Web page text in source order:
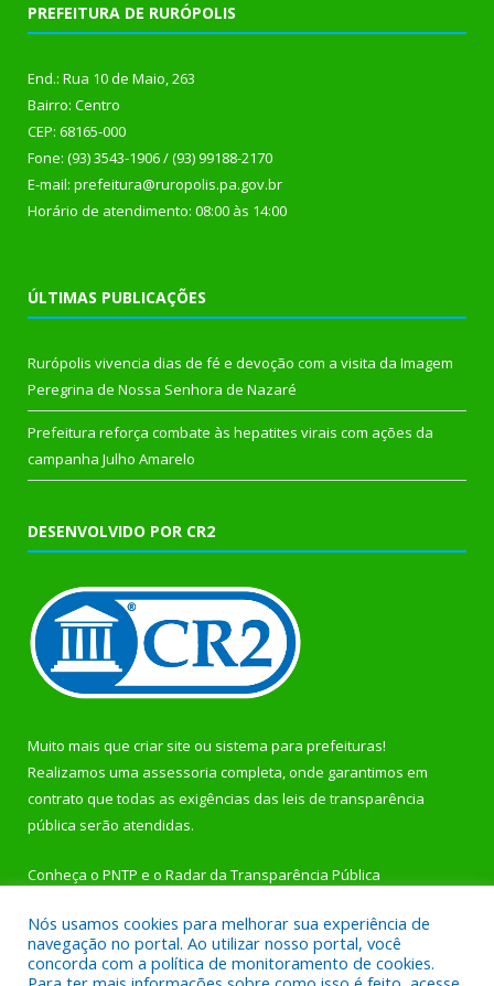
PREFEITURA DE RURÓPOLIS
End.: Rua 10 de Maio, 263
Bairro: Centro
CEP: 68165-000
Fone: (93) 3543-1906 / (93) 99188-2170
E-mail: prefeitura@ruropolis.pa.gov.br
Horário de atendimento: 08:00 às 14:00
ÚLTIMAS PUBLICAÇÕES
Rurópolis vivencia dias de fé e devoção com a visita da Imagem
Peregrina de Nossa Senhora de Nazaré
Prefeitura reforça combate às hepatites virais com ações da
campanha Julho Amarelo
DESENVOLVIDO POR CR2
Muito mais que criar site ou sistema para prefeituras!
Realizamos uma assessoria completa, onde garantimos em
contrato que todas as exigências das leis de transparência
pública serão atendidas.
Conheça o PNTP e o Radar da Transparência Pública
Nós usamos cookies para melhorar sua experiência de
navegação no portal. Ao utilizar nosso portal, você
concorda com a política de monitoramento de cookies.